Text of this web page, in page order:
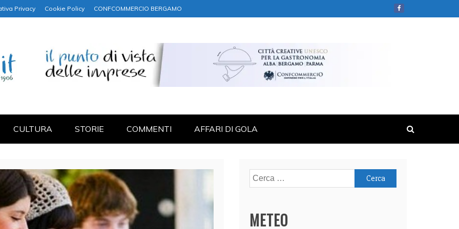
Privacy Cookie Policy CONFCOMMERCIO BERGAMO
CULTURA STORIE COMMENTI AFFARI DI GOLA
Ricerca
per:
METEO